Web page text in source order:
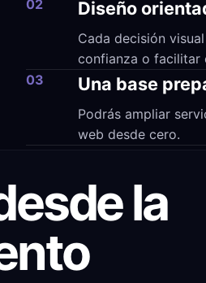
02
Diseño
Cada decisión
confianza o facilitar
03
Una base
Podrás ampliar
web desde cero.
la